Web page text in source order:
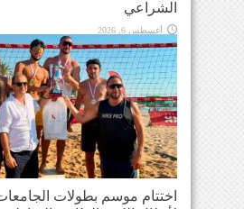
الشراعي
أغسطس 6, 2026
اختتام موسم بطولات